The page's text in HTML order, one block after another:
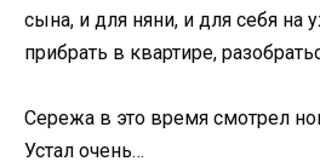
сына, и для няни, и для себя на
прибрать в квартире,
Сережа в это время смотрел
Устал очень…